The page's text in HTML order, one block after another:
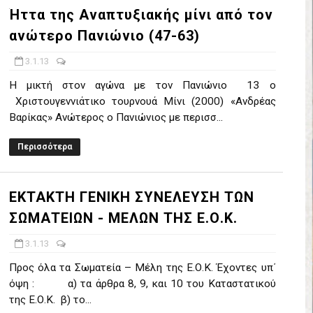
71-56 την Δραπετσώνα στον μικρό τελικό
83-72 τον Εθνικό Λαγυνών
ΣΤΗΝ NL 2 : ΑΥΡΙΟ ΚΥΡΙΑΚΗ 21.06.26 ΣΤΟ ΕΑΚ ΒΟΛΟΥ
Ρέντης στον τελικό 104-77 την Δραπετσώνα επανήλθε στην
ΣΗΜΕΡΑ ΑΕ ΡΕΝΤΗ ΔΡΑΠΕΤΣΩΝΑ ΔΑΣ (19.30) & ΕΡΜΗΣ
Ηλίας 77-73 μέσα στο Πέραμα την Φιλία
των γραφείων της ΕΣΚΑΝΑ στον Δήμο Νίκαιας/Ρέντη
με Αρετσού ο Πανελευσινιακός 55-67 (video της
τιμήθηκε από το ΔΣ της ΕΣΚΑΝΑ για την κατάκτηση
ο Μανδραϊκός σε ματς θρίλερ με απίστευτη ανατροπή από
Ήττα της Αναπτυξιακής μίνι από τον
ανώτερο Πανιώνιο (47-63)
3.1.13
Η μικτή στον αγώνα με τον Πανιώνιο 13 ο
Χριστουγεννιάτικο τουρνουά Μίνι (2000) «Ανδρέας
Βαρίκας» Ανώτερος ο Πανιώνιος με περισσ...
Περισσότερα
ΕΚΤΑΚΤΗ ΓΕΝΙΚΗ ΣΥΝΕΛΕΥΣΗ ΤΩΝ
ΣΩΜΑΤΕΙΩΝ - ΜΕΛΩΝ ΤΗΣ Ε.Ο.Κ.
3.1.13
Προς όλα τα Σωματεία – Μέλη της Ε.Ο.Κ. Έχοντες υπ΄
όψη : α) τα άρθρα 8, 9, και 10 του Καταστατικού
της Ε.Ο.Κ. β) το...